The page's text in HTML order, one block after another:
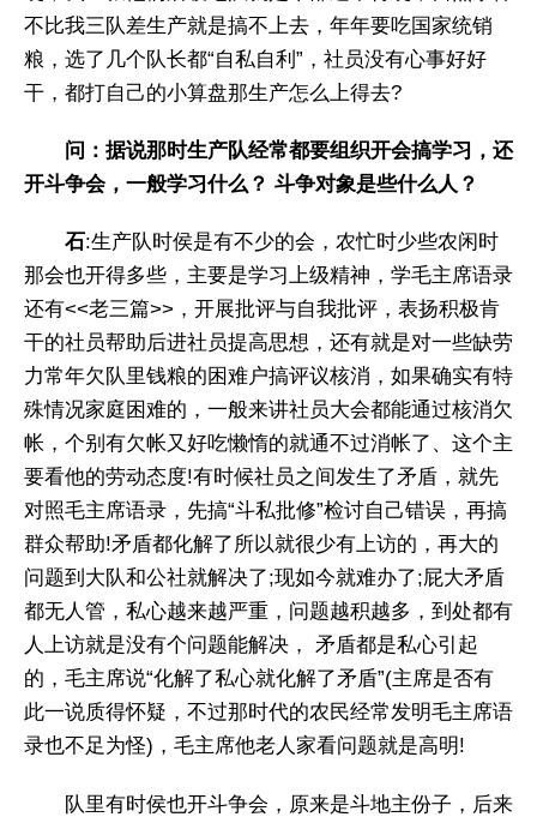
不比我三队差生产就是搞不上去，年年要吃国家统销
粮，选了几个队长都“自私自利”，社员没有心事好好
干，都打自己的小算盘那生产怎么上得去?
问：据说那时生产队经常都要组织开会搞学习，还
开斗争会，一般学习什么？ 斗争对象是些什么人？
石:生产队时侯是有不少的会，农忙时少些农闲时
那会也开得多些，主要是学习上级精神，学毛主席语录
还有<<老三篇>>，开展批评与自我批评，表扬积极肯
干的社员帮助后进社员提高思想，还有就是对一些缺劳
力常年欠队里钱粮的困难户搞评议核消，如果确实有特
殊情况家庭困难的，一般来讲社员大会都能通过核消欠
帐，个别有欠帐又好吃懒惰的就通不过消帐了、这个主
要看他的劳动态度!有时候社员之间发生了矛盾，就先
对照毛主席语录，先搞“斗私批修”检讨自己错误，再搞
群众帮助!矛盾都化解了所以就很少有上访的，再大的
问题到大队和公社就解决了;现如今就难办了;屁大矛盾
都无人管，私心越来越严重，问题越积越多，到处都有
人上访就是没有个问题能解决， 矛盾都是私心引起
的，毛主席说“化解了私心就化解了矛盾”(主席是否有
此一说质得怀疑，不过那时代的农民经常发明毛主席语
录也不足为怪)，毛主席他老人家看问题就是高明!
队里有时侯也开斗争会，原来是斗地主份子，后来